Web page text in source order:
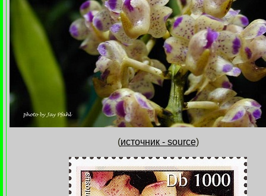
(источник - source)